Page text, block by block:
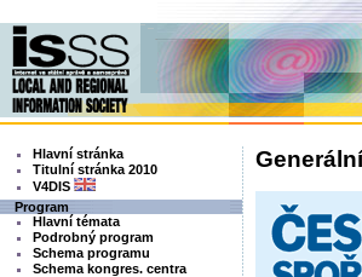
Hlavní stránka
Titulní stránka 2010
V4DIS
Program
Hlavní témata
Podrobný program
Schema programu
Schema kongres. centra